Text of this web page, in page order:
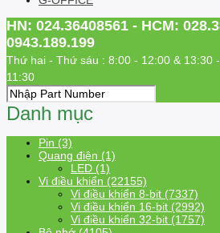
HN: 024.36408561 - HCM:
0943.189.199
Thứ hai - Thứ sáu : 8:00 - 12:00 & 13:30
11:30
Danh mục
Pin (3)
Quang điện (1)
LED (1)
Vi điều khiển (22155)
Vi điều khiển 8-bit (7337)
Vi điều khiển 16-bit (2992)
Vi điều khiển 32-bit (1757)